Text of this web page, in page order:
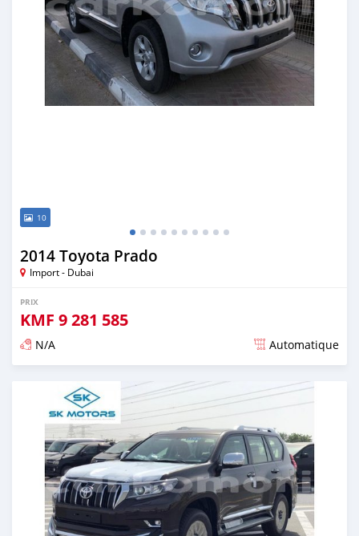
10
2014 Toyota Prado
Import - Dubai
PRIX
KMF 9 281 585
N/A Automatique